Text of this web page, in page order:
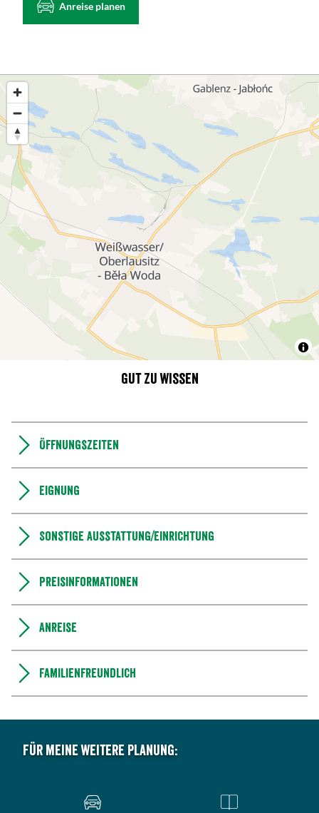
Anreise planen
Gut zu wissen
Öffnungszeiten
Eignung
Sonstige Ausstattung/Einrichtung
Preisinformationen
Anreise
Familienfreundlich
Für meine weitere Planung: